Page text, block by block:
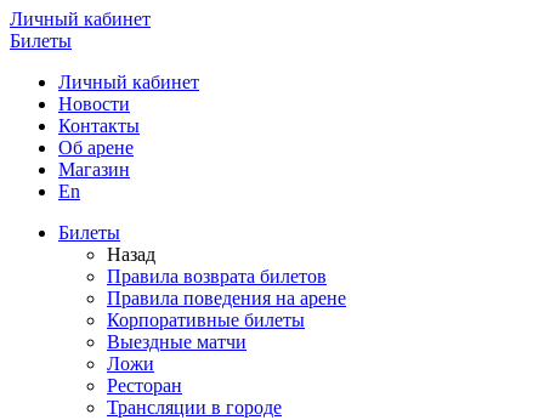
Личный кабинет
Билеты
Личный кабинет
Новости
Контакты
Об арене
Магазин
En
Билеты
Назад
Правила возврата билетов
Правила поведения на арене
Корпоративные билеты
Выездные матчи
Ложи
Ресторан
Трансляции в городе